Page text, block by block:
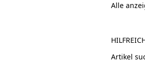
Alle
Artikel